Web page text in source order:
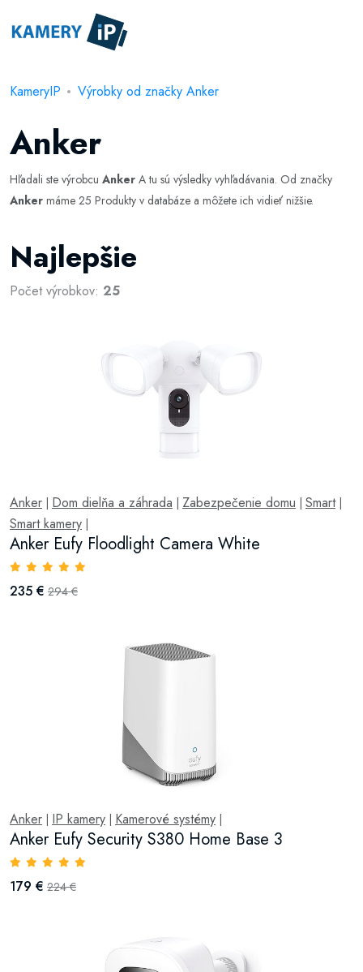
KameryIP Výrobky od značky Anker
Anker
Hľadali ste výrobcu Anker A tu sú výsledky vyhľadávania. Od značky
Anker máme 25 Produkty v databáze a môžete ich vidieť nižšie.
Najlepšie
Počet výrobkov: 25
Anker Dom dielňa a záhrada Zabezpečenie domu Smart|
Smart kamery
Anker Eufy Floodlight Camera White
235 € 294 €
Anker IP kamery Kamerové systémy
Anker Eufy Security S380 Home Base 3
179 € 224 €